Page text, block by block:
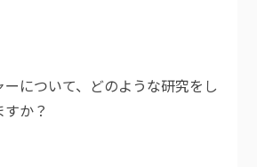
について、どのような研究をし
か？